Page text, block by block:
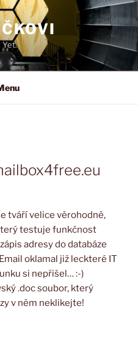
Yet.
tváří velice věrohodně,
testuje funkčnost
adresy do databáze
oklamal již leckteré IT
si nepřišel… :-)
.doc soubor, který
v něm neklikejte!